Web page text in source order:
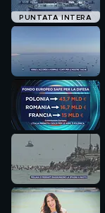
PUNTATA INTERA